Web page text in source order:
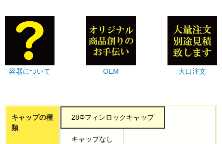
容器について OEM 大口注文
キャップの種
類
28Φフィンロックキャップ
キャップなし